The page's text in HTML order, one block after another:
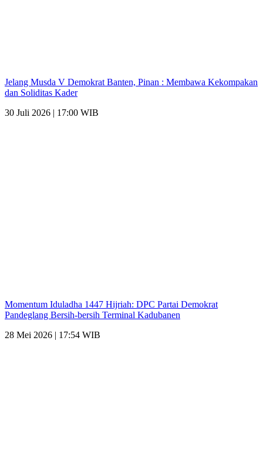
Jelang Musda V Demokrat Banten, Pinan : Membawa Kekompakan
dan Soliditas Kader
30 Juli 2026 | 17:00 WIB
Momentum Iduladha 1447 Hijriah: DPC Partai Demokrat
Pandeglang Bersih-bersih Terminal Kadubanen
28 Mei 2026 | 17:54 WIB